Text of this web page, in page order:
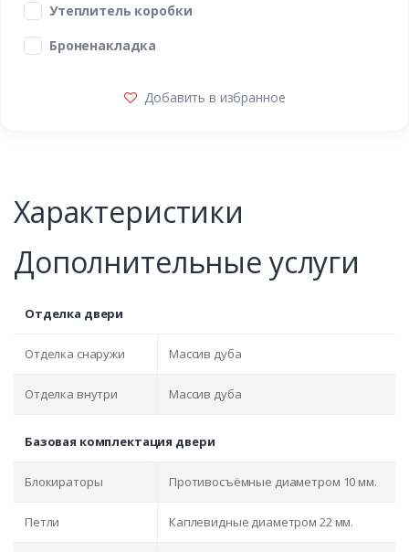
Утеплитель коробки
Броненакладка
Добавить в избранное
Характеристики
Дополнительные услуги
Отделка двери
Отделка снаружи Массив дуба
Отделка внутри Массив дуба
Базовая комплектация двери
Блокираторы Противосъёмные диаметром 10 мм.
Петли Каплевидные диаметром 22 мм.